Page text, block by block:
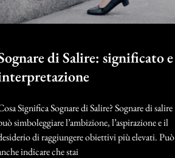
di Salire: significato e
Significa Sognare di Salire? Sognare di salire
simboleggiare l’ambizione, l’aspirazione e il
di raggiungere obiettivi più elevati. Può
indicare che stai